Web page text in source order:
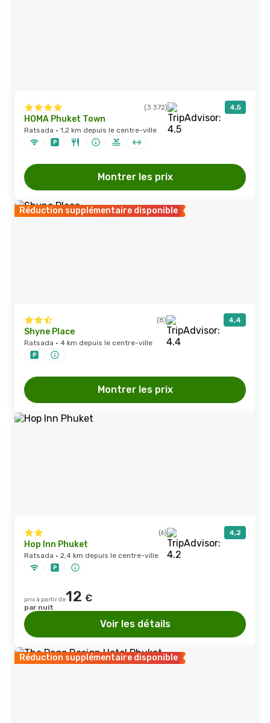
(3 372) 4,5
HOMA Phuket Town
Ratsada · 1,2 km depuis le centre-ville
Montrer les prix
Réduction supplémentaire disponible
(8) 4,4
Shyne Place
Ratsada · 4 km depuis le centre-ville
Montrer les prix
(6) 4,2
Hop Inn Phuket
Ratsada · 2,4 km depuis le centre-ville
prix à partir de12 €
par nuit
Voir les détails
Réduction supplémentaire disponible